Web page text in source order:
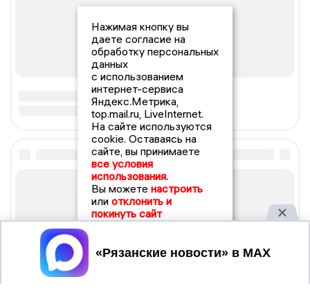
Нажимая кнопку вы
даете согласие на
обработку персональных
данных
с использованием
интернет-сервиса
Яндекс.Метрика,
top.mail.ru, LiveInternet.
На сайте используются
cookie. Оставаясь на
сайте, вы принимаете
все условия
использования.
Вы можете настроить
или отклонить и
покинуть сайт
Принять